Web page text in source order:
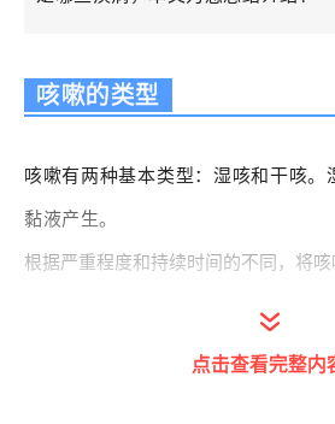
咳嗽的类型
咳嗽有两种基本类型： 湿咳和干咳。
黏液产生。
根据严重程度和持续时间的不同，将咳
• 亚急性：持续时间3~8周和感染诱因
点击查看完整内